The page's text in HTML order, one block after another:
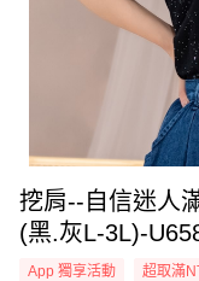
挖肩--自信迷人
(黑.灰L-3L)-
App 獨享活動 超取滿